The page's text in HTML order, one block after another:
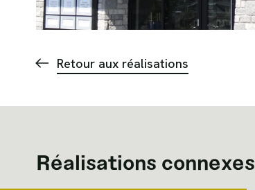
Retour aux réalisations
Réalisations connexes